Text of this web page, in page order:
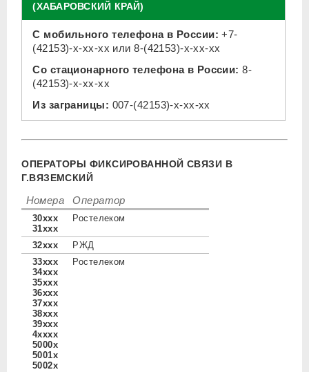
(ХАБАРОВСКИЙ КРАЙ)
С мобильного телефона в России: +7-
(42153)-x-xx-xx или8-(42153)-x-xx-xx
Со стационарного телефона в России: 8-
(42153)-x-xx-xx
Из заграницы: 007-(42153)-x-xx-xx
ОПЕРАТОРЫ ФИКСИРОВАННОЙ СВЯЗИ В
Г.ВЯЗЕМСКИЙ
Номера Оператор
30xxx
31xxx
Ростелеком
32xxx
РЖД
33xxx
34xxx
35xxx
36xxx
37xxx
38xxx
39xxx
4xxxx
5000x
5001x
5002x
Ростелеком